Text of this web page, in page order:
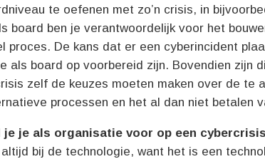
te oefenen met zo’n crisis, in
board ben je verantwoordelijk voor het
proces. De kans dat er een cyberincident
als board op voorbereid zijn. Bovendien zijn
zelf de keuzes moeten maken over de te
processen en het al dan niet betalen
je je als organisatie voor op een
altijd bij de technologie, want het is een